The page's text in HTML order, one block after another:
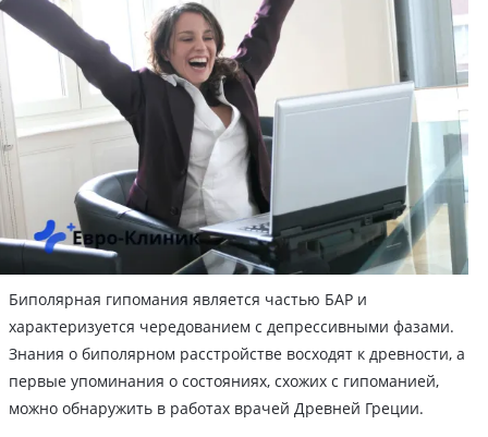
Биполярная гипомания является частью БАР и
характеризуется чередованием с депрессивными фазами.
Знания о биполярном расстройстве восходят к древности, а
первые упоминания о состояниях, схожих с гипоманией,
можно обнаружить в работах врачей Древней Греции.